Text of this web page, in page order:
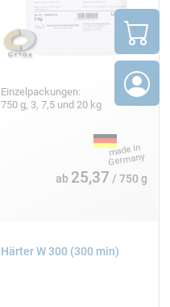
Einzelpackungen:
750 g, 3, 7,5 und 20 kg
ab 25,37 / 750 g
Härter W 300 (300 min)